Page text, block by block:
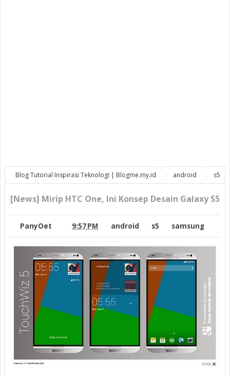
Blog Tutorial Inspirasi Teknologi | Blogme.my.id android
s5
samsung
[News] Mirip HTC One, Ini Konsep Desain Galaxy S5
[News] Mirip HTC One, Ini Konsep Desain Galaxy S5
PanyOet 9:57 PM android s5 samsung